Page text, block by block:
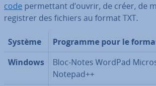
code per­met­tant d’ouvrir, de créer, de
re­gis­trer des fichiers au format TXT.
Système
Programme pour le
Windows
Bloc-Notes WordPad
Notepad++